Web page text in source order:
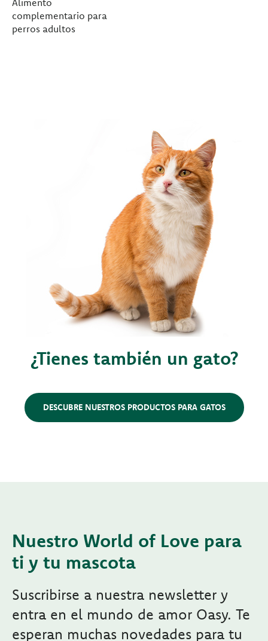
Alimento
complementario para
perros adultos
¿Tienes también un gato?
DESCUBRE NUESTROS PRODUCTOS PARA GATOS
Nuestro World of Love para
ti y tu mascota
Suscribirse a nuestra newsletter y
entra en el mundo de amor Oasy. Te
esperan muchas novedades para tu